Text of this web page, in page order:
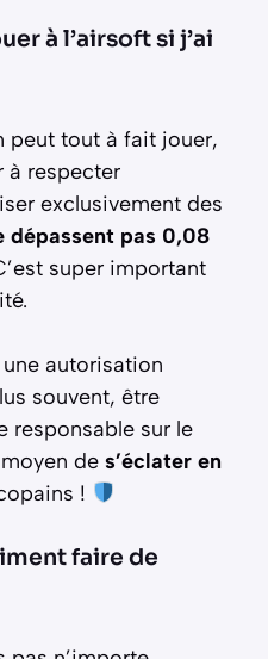
à l’airsoft si j’ai
peut tout à fait jouer,
à respecter
exclusivement des
dépassent pas 0,08
super important
autorisation
souvent, être
responsable sur le
de s’éclater en
!
faire de